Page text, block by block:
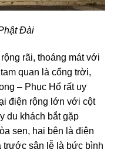
Đài
rãi, thoáng mát với
quan là cổng trời,
– Phục Hổ rất uy
điện rộng lớn với cột
du khách bắt gặp
sen, hai bên là điện
trước sân lễ là bức bình